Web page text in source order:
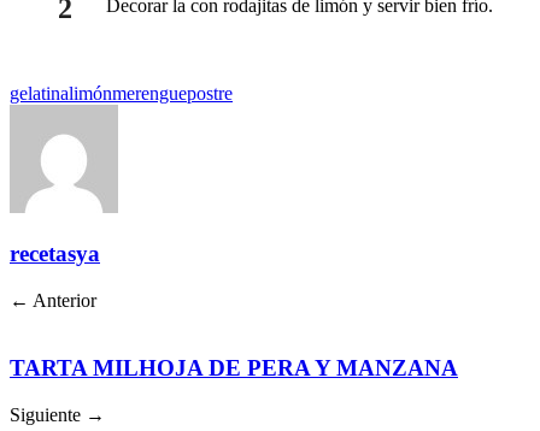
Decorar la con rodajitas de limón y servir bien frío.
gelatinalimónmerenguepostre
recetasya
← Anterior
TARTA MILHOJA DE PERA Y MANZANA
Siguiente →